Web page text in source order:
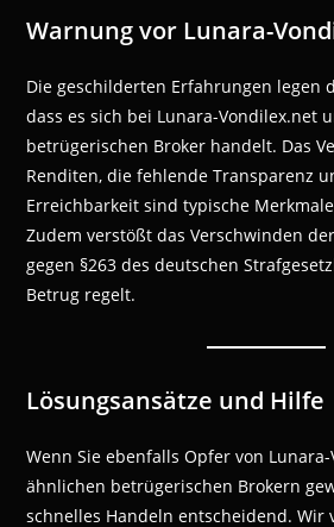
Warnung vor Lunara-
Die geschilderten Erfahrungen legen
dass es sich bei Lunara-Vondilex.net
betrügerischen Broker handelt. Das
Renditen, die fehlende Transparenz
Erreichbarkeit sind typische
Zudem verstößt das Verschwinden
gegen §263 des deutschen
Betrug regelt.
Lösungsansätze und Hilfe
Wenn Sie ebenfalls Opfer von
ähnlichen betrügerischen Brokern
schnelles Handeln entscheidend. Wir